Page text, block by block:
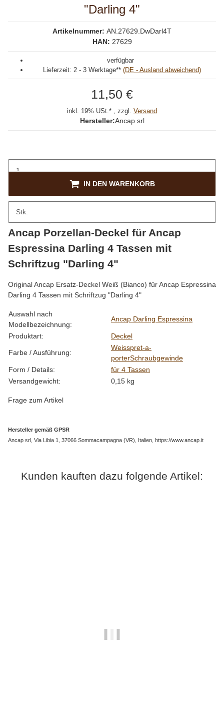
"Darling 4"
Artikelnummer: AN.27629.DwDarl4T
HAN: 27629
verfügbar
Lieferzeit: 2 - 3 Werktage** (DE - Ausland abweichend)
11,50 €
inkl. 19% USt.* , zzgl. Versand
Hersteller:Ancap srl
Stk.
IN DEN WARENKORB
Ancap Porzellan-Deckel für Ancap
Espressina Darling 4 Tassen mit
Schriftzug "Darling 4"
Original Ancap Ersatz-Deckel Weiß (Bianco) für Ancap Espressina
Darling 4 Tassen mit Schriftzug "Darling 4"
Produkteigenschaft
Wert
Auswahl nach
Modellbezeichnung:
Ancap Darling Espressina
Produktart: Deckel
Farbe / Ausführung:
Weisspret-a-
porterSchraubgewinde
Form / Details:
für 4 Tassen
Versandgewicht:
0,15 kg
Frage zum Artikel
Hersteller gemäß GPSR
Ancap srl, Via Libia 1, 37066 Sommacampagna (VR), Italien, https://www.ancap.it
Kunden kauften dazu folgende Artikel: